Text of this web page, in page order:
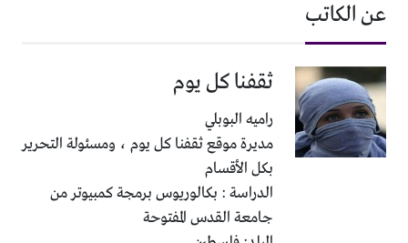
عن الكاتب
ثقفنا كل يوم
راميه البوبلي
مديرة موقع ثقفنا كل يوم ، ومسئولة التحرير
بكل الأقسام
الدراسة : بكالوريوس برمجة كمبيوتر من
جامعة القدس المفتوحة